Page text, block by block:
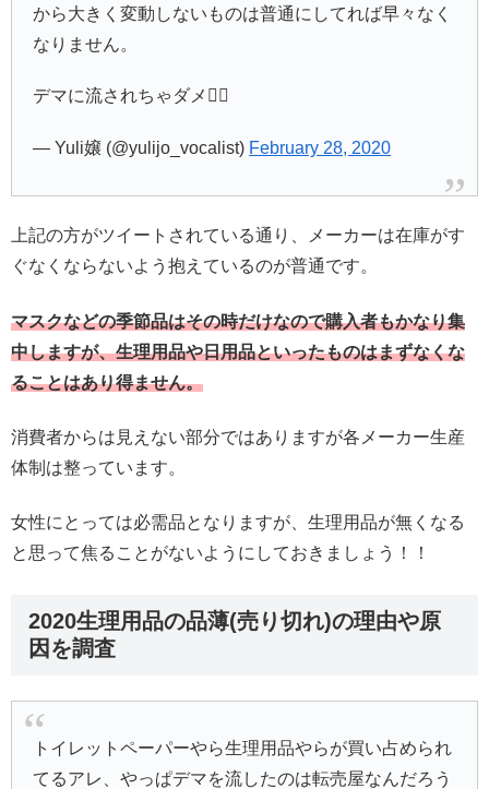
から大きく変動しないものは普通にしてれば早々なく
なりません。
デマに流されちゃダメ🙅‍♀️
— Yuli嬢 (@yulijo_vocalist) February 28, 2020
上記の方がツイートされている通り、メーカーは在庫がす
ぐなくならないよう抱えているのが普通です。
マスクなどの季節品はその時だけなので購入者もかなり集
中しますが、生理用品や日用品といったものはまずなくな
ることはあり得ません。
消費者からは見えない部分ではありますが各メーカー生産
体制は整っています。
女性にとっては必需品となりますが、生理用品が無くなる
と思って焦ることがないようにしておきましょう！！
2020生理用品の品薄(売り切れ)の理由や原
因を調査
トイレットペーパーやら生理用品やらが買い占められ
てるアレ、やっぱデマを流したのは転売屋なんだろう